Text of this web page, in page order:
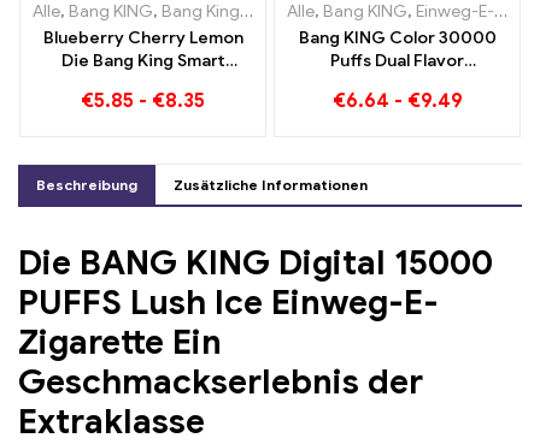
Alle, Bang KING, Bang King Smart Screen 15000 Puff ,Einweg-E-
Blueberry Cherry Lemon
Die Bang King Smart
Überblick über ein
€5.85 - €8.35
Alle, Bang KING, Einweg-E-Zigaretten Litauen
Bang KING Color 30000
Puffs Dual Flavor
Strawberry Kiwi und Sour
€6.64 - €9.49
Beschreibung Zusätzliche Informationen
Die BANG KING Digital 15000
PUFFS Lush Ice Einweg-E-
Zigarette Ein
Geschmackserlebnis der
Extraklasse